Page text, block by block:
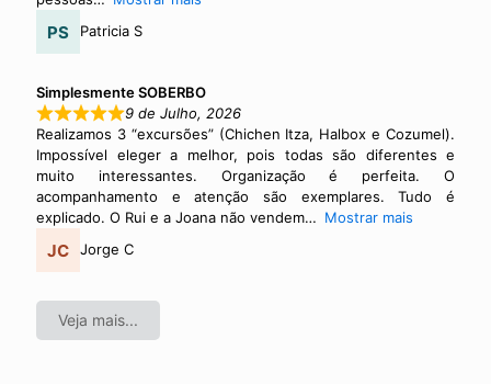
Patricia S
Simplesmente SOBERBO
9 de Julho, 2026
Realizamos 3 “excursões” (Chichen Itza, Halbox e Cozumel).
Impossível eleger a melhor, pois todas são diferentes e
muito interessantes. Organização é perfeita. O
acompanhamento e atenção são exemplares. Tudo é
explicado. O Rui e a Joana não vendem
Mostrar mais
Jorge C
Veja mais...